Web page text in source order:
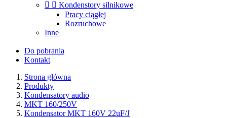
  Kondenstory silnikowe
Pracy ciągłej
Rozruchowe
Inne
Do pobrania
Kontakt
Strona główna
Produkty
Kondensatory audio
MKT 160/250V
Kondensator MKT 160V 22uF/J